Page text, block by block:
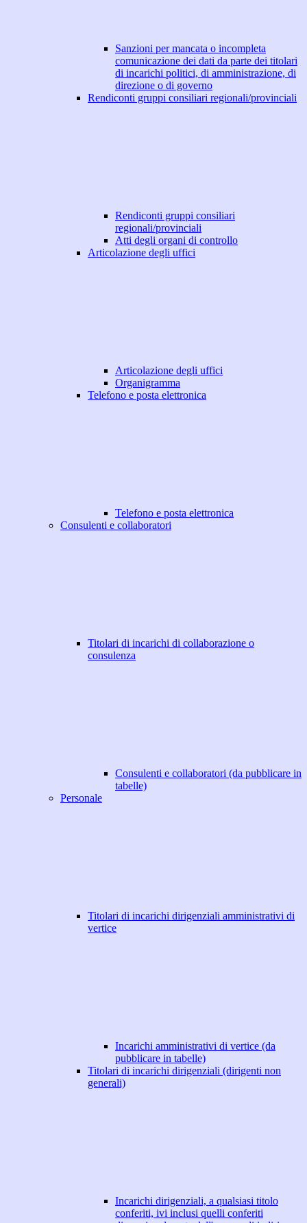
Sanzioni per mancata o incompleta
comunicazione dei dati da parte dei titolari
di incarichi politici, di amministrazione, di
direzione o di governo
Rendiconti gruppi consiliari regionali/provinciali
Rendiconti gruppi consiliari
regionali/provinciali
Atti degli organi di controllo
Articolazione degli uffici
Articolazione degli uffici
Organigramma
Telefono e posta elettronica
Telefono e posta elettronica
Consulenti e collaboratori
Titolari di incarichi di collaborazione o
consulenza
Consulenti e collaboratori (da pubblicare in
tabelle)
Personale
Titolari di incarichi dirigenziali amministrativi di
vertice
Incarichi amministrativi di vertice (da
pubblicare in tabelle)
Titolari di incarichi dirigenziali (dirigenti non
generali)
Incarichi dirigenziali, a qualsiasi titolo
conferiti, ivi inclusi quelli conferiti